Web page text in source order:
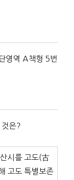
영역 A책형 5번
은?
시를 고도(古
고도 특별보존